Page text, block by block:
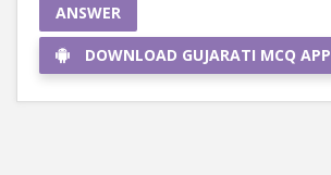
ANSWER
DOWNLOAD GUJARATI MCQ APP